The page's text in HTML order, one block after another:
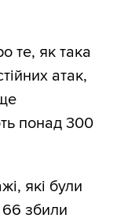
те, як така
атак,
понад 300
які були
66 збили